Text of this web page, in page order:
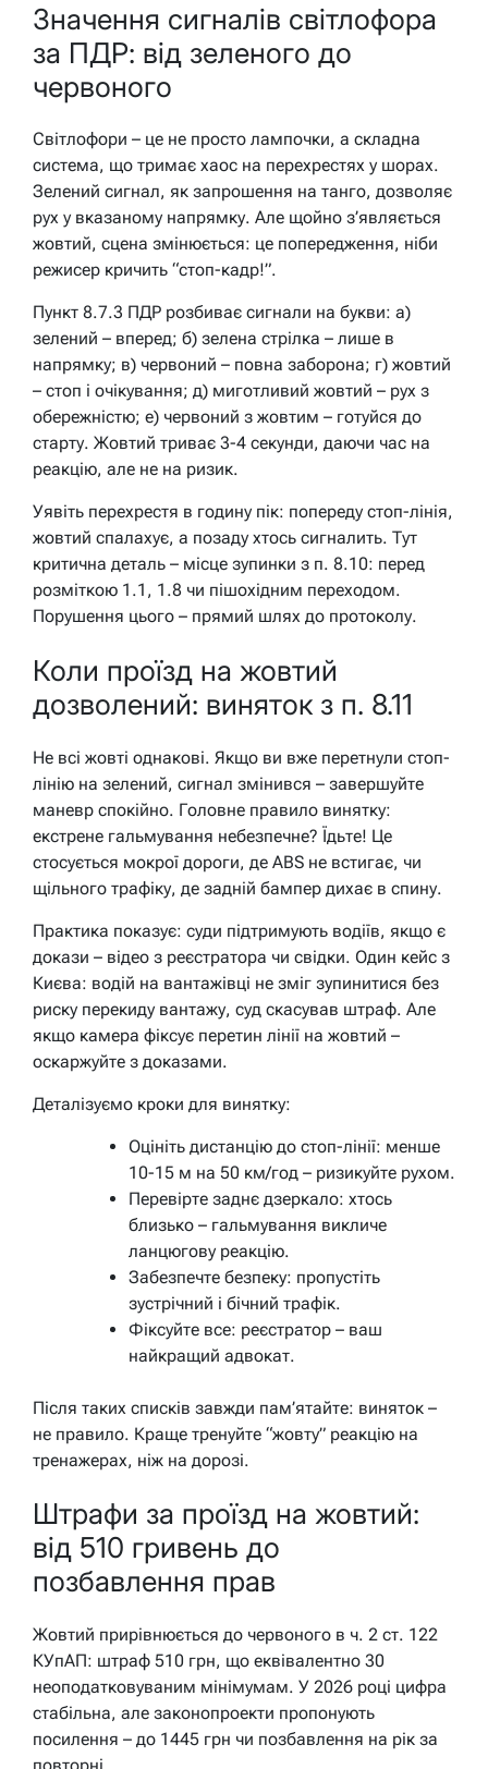
Значення сигналів світлофора
за ПДР: від зеленого до
червоного
Світлофори – це не просто лампочки, а складна
система, що тримає хаос на перехрестях у шорах.
Зелений сигнал, як запрошення на танго, дозволяє
рух у вказаному напрямку. Але щойно з’являється
жовтий, сцена змінюється: це попередження, ніби
режисер кричить “стоп-кадр!”.
Пункт 8.7.3 ПДР розбиває сигнали на букви: а)
зелений – вперед; б) зелена стрілка – лише в
напрямку; в) червоний – повна заборона; г) жовтий
– стоп і очікування; д) миготливий жовтий – рух з
обережністю; е) червоний з жовтим – готуйся до
старту. Жовтий триває 3-4 секунди, даючи час на
реакцію, але не на ризик.
Уявіть перехрестя в годину пік: попереду стоп-лінія,
жовтий спалахує, а позаду хтось сигналить. Тут
критична деталь – місце зупинки з п. 8.10: перед
розміткою 1.1, 1.8 чи пішохідним переходом.
Порушення цього – прямий шлях до протоколу.
Коли проїзд на жовтий
дозволений: виняток з п. 8.11
Не всі жовті однакові. Якщо ви вже перетнули стоп-
лінію на зелений, сигнал змінився – завершуйте
маневр спокійно. Головне правило винятку:
екстрене гальмування небезпечне? Їдьте! Це
стосується мокрої дороги, де ABS не встигає, чи
щільного трафіку, де задній бампер дихає в спину.
Практика показує: суди підтримують водіїв, якщо є
докази – відео з реєстратора чи свідки. Один кейс з
Києва: водій на вантажівці не зміг зупинитися без
риску перекиду вантажу, суд скасував штраф. Але
якщо камера фіксує перетин лінії на жовтий –
оскаржуйте з доказами.
Деталізуємо кроки для винятку:
Оцініть дистанцію до стоп-лінії: менше
10-15 м на 50 км/год – ризикуйте рухом.
Перевірте заднє дзеркало: хтось
близько – гальмування викличе
ланцюгову реакцію.
Забезпечте безпеку: пропустіть
зустрічний і бічний трафік.
Фіксуйте все: реєстратор – ваш
найкращий адвокат.
Після таких списків завжди пам’ятайте: виняток –
не правило. Краще тренуйте “жовту” реакцію на
тренажерах, ніж на дорозі.
Штрафи за проїзд на жовтий:
від 510 гривень до
позбавлення прав
Жовтий прирівнюється до червоного в ч. 2 ст. 122
КУпАП: штраф 510 грн, що еквівалентно 30
неоподатковуваним мінімумам. У 2026 році цифра
стабільна, але законопроекти пропонують
посилення – до 1445 грн чи позбавлення на рік за